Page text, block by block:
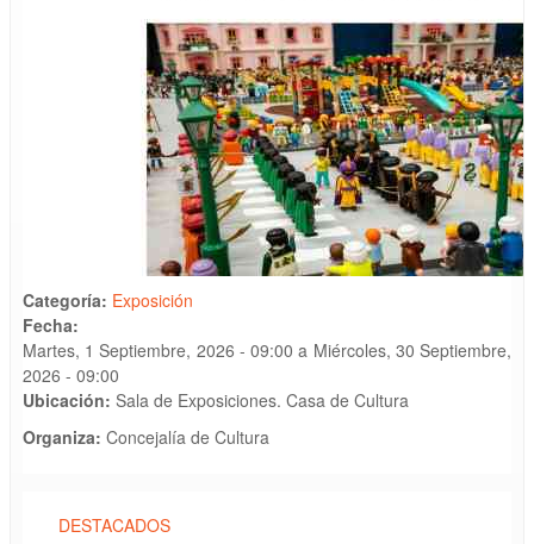
Categoría: Exposición
Fecha:
Martes, 1 Septiembre, 2026 - 09:00 a Miércoles, 30 Septiembre,
2026 - 09:00
Ubicación: Sala de Exposiciones. Casa de Cultura
Organiza: Concejalía de Cultura
DESTACADOS